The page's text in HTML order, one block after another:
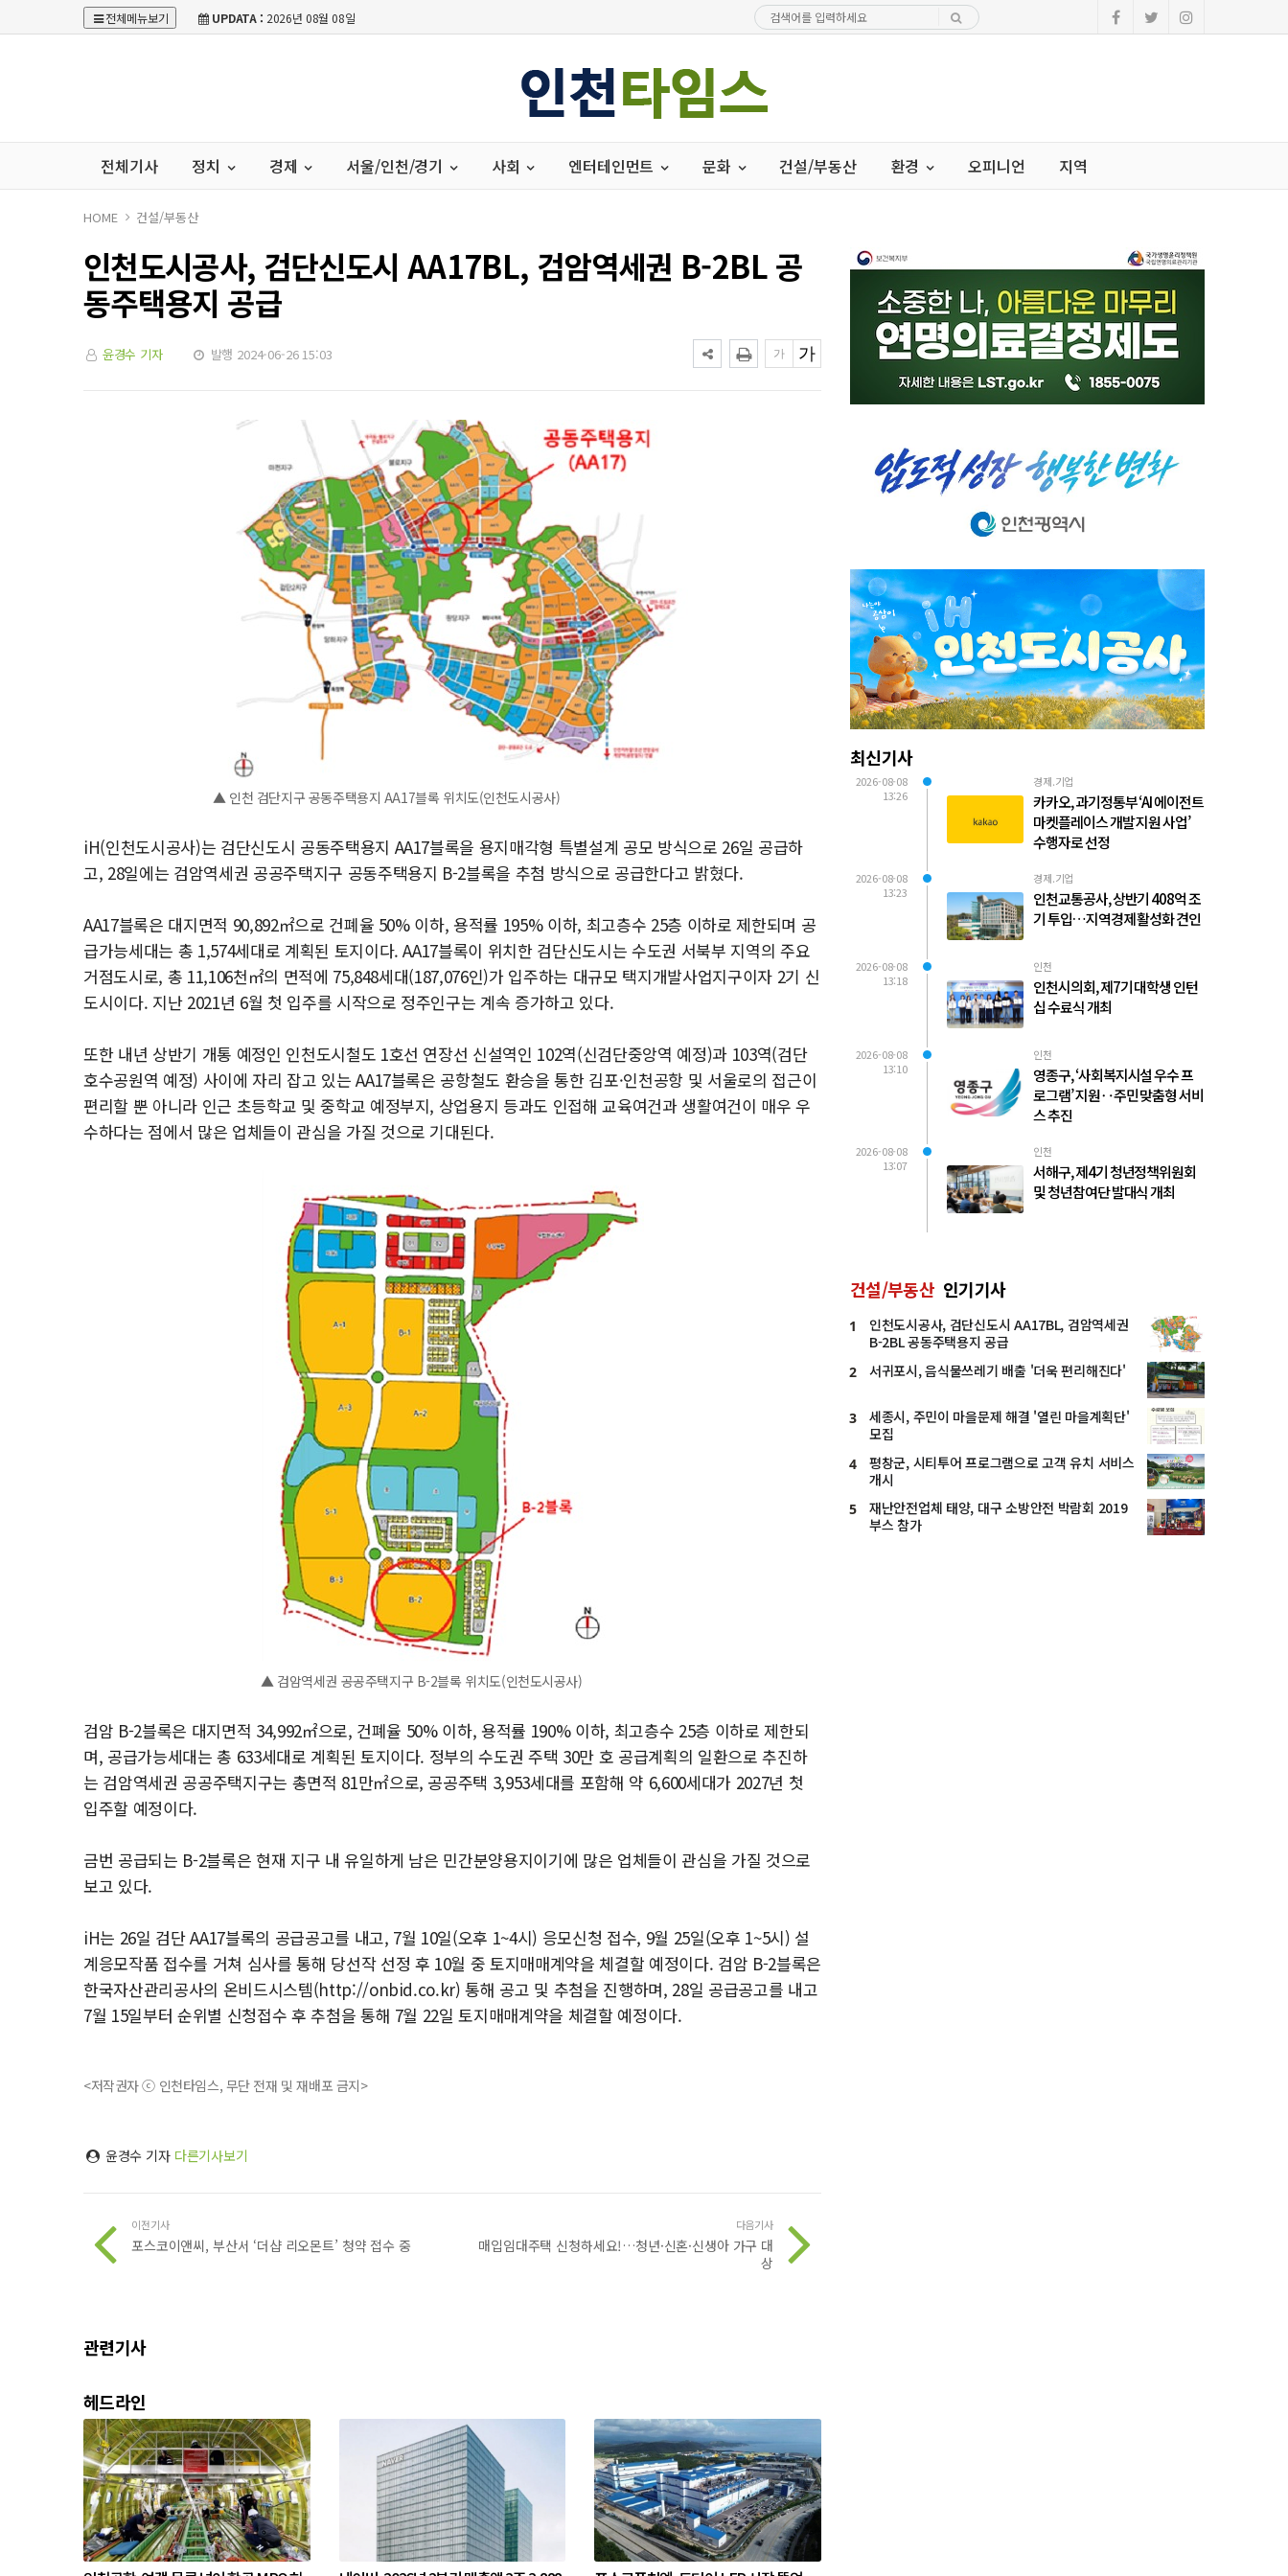
전체메뉴보기 UPDATA : 2026년 08월 08일
전체기사 정치 경제 서울/인천/경기 사회 엔터테인먼트 문화 건설/부동산 환경 오피니언 지역
HOME 건설/부동산
인천도시공사, 검단신도시 AA17BL, 검암역세권 B-2BL 공
동주택용지 공급
윤경수 기자 발행 2024-06-26 15:03
▲ 인천 검단지구 공동주택용지 AA17블록 위치도(인천도시공사)
iH(인천도시공사)는 검단신도시 공동주택용지 AA17블록을 용지매각형 특별설계 공모 방식으로 26일 공급하
고, 28일에는 검암역세권 공공주택지구 공동주택용지 B-2블록을 추첨 방식으로 공급한다고 밝혔다.
AA17블록은 대지면적 90,892㎡으로 건폐율 50% 이하, 용적률 195% 이하, 최고층수 25층 이하로 제한되며 공
급가능세대는 총 1,574세대로 계획된 토지이다. AA17블록이 위치한 검단신도시는 수도권 서북부 지역의 주요
거점도시로, 총 11,106천㎡의 면적에 75,848세대(187,076인)가 입주하는 대규모 택지개발사업지구이자 2기 신
도시이다. 지난 2021년 6월 첫 입주를 시작으로 정주인구는 계속 증가하고 있다.
또한 내년 상반기 개통 예정인 인천도시철도 1호선 연장선 신설역인 102역(신검단중앙역 예정)과 103역(검단
호수공원역 예정) 사이에 자리 잡고 있는 AA17블록은 공항철도 환승을 통한 김포·인천공항 및 서울로의 접근이
편리할 뿐 아니라 인근 초등학교 및 중학교 예정부지, 상업용지 등과도 인접해 교육여건과 생활여건이 매우 우
수하다는 점에서 많은 업체들이 관심을 가질 것으로 기대된다.
▲ 검암역세권 공공주택지구 B-2블록 위치도(인천도시공사)
검암 B-2블록은 대지면적 34,992㎡으로, 건폐율 50% 이하, 용적률 190% 이하, 최고층수 25층 이하로 제한되
며, 공급가능세대는 총 633세대로 계획된 토지이다. 정부의 수도권 주택 30만 호 공급계획의 일환으로 추진하
는 검암역세권 공공주택지구는 총면적 81만㎡으로, 공공주택 3,953세대를 포함해 약 6,600세대가 2027년 첫
입주할 예정이다.
금번 공급되는 B-2블록은 현재 지구 내 유일하게 남은 민간분양용지이기에 많은 업체들이 관심을 가질 것으로
보고 있다.
iH는 26일 검단 AA17블록의 공급공고를 내고, 7월 10일(오후 1~4시) 응모신청 접수, 9월 25일(오후 1~5시) 설
계응모작품 접수를 거쳐 심사를 통해 당선작 선정 후 10월 중 토지매매계약을 체결할 예정이다. 검암 B-2블록은
한국자산관리공사의 온비드시스템(http://onbid.co.kr) 통해 공고 및 추첨을 진행하며, 28일 공급공고를 내고
7월 15일부터 순위별 신청접수 후 추첨을 통해 7월 22일 토지매매계약을 체결할 예정이다.
<저작권자 ⓒ 인천타임스, 무단 전재 및 재배포 금지>
윤경수 기자 다른기사보기
이전기사
포스코이앤씨, 부산서 ‘더샵 리오몬트’ 청약 접수 중
다음기사
매입임대주택 신청하세요!…청년·신혼·신생아 가구 대
상
관련기사
헤드라인
최신기사
2026-08-08
13:26
경제.기업
카카오, 과기정통부 ‘AI 에이전트
마켓플레이스 개발 지원 사업’
수행자로 선정
2026-08-08
13:23
경제.기업
인천교통공사, 상반기 408억 조
기 투입…지역경제 활성화 견인
2026-08-08
13:18
인천
인천시의회, 제7기 대학생 인턴
십 수료식 개최
2026-08-08
13:10
인천
영종구, ‘사회복지시설 우수 프
로그램’ 지원‥주민 맞춤형 서비
스 추진
2026-08-08
13:07
인천
서해구, 제4기 청년정책위원회
및 청년참여단 발대식 개최
건설/부동산 인기기사
1
인천도시공사, 검단신도시 AA17BL, 검암역세권
B-2BL 공동주택용지 공급
2 서귀포시, 음식물쓰레기 배출 '더욱 편리해진다'
3
세종시, 주민이 마을문제 해결 '열린 마을계획단'
모집
4
평창군, 시티투어 프로그램으로 고객 유치 서비스
개시
5
재난안전업체 태양, 대구 소방안전 박람회 2019
부스 참가